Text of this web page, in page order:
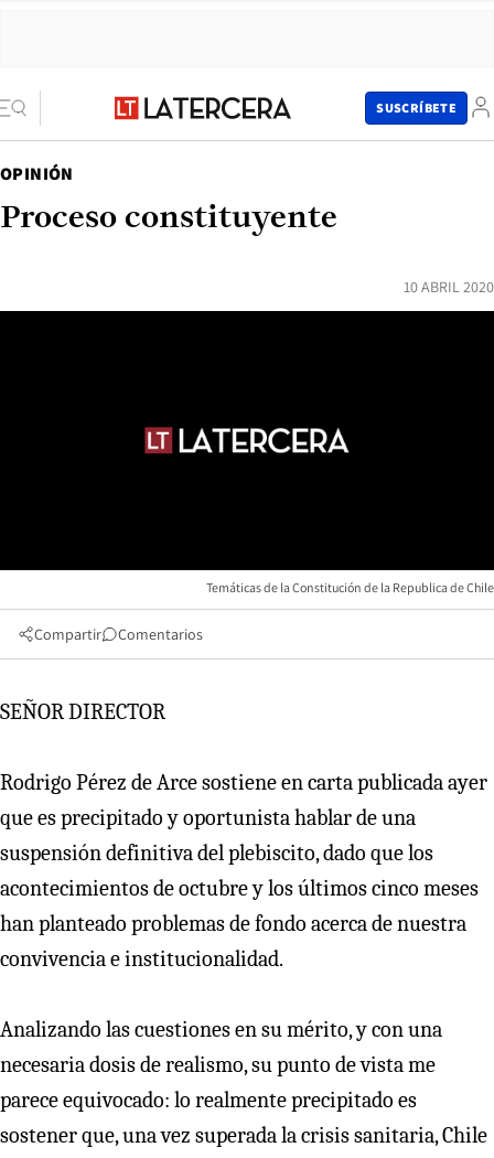
SUSCRÍBETE
OPINIÓN
Proceso constituyente
10 ABRIL 2020
Temáticas de la Constitución de la Republica de Chile
Compartir Comentarios
SEÑOR DIRECTOR
Rodrigo Pérez de Arce sostiene en carta publicada ayer
que es precipitado y oportunista hablar de una
suspensión definitiva del plebiscito, dado que los
acontecimientos de octubre y los últimos cinco meses
han planteado problemas de fondo acerca de nuestra
convivencia e institucionalidad.
Analizando las cuestiones en su mérito, y con una
necesaria dosis de realismo, su punto de vista me
parece equivocado: lo realmente precipitado es
sostener que, una vez superada la crisis sanitaria, Chile